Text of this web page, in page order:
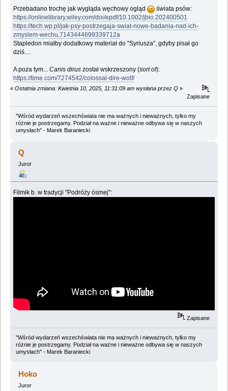
Przebadano trochę jak wygląda węchowy ogląd
świata psów:
https://onlinelibrary.wiley.com/doi/epdf/10.1002/jbio.202400501
https://tech.wp.pl/jak-psy-postrzegaja-swiat-nowe-badania-nad-ich-
zmyslem-wechu,7143444699339712a
Stapledon miałby dodatkowy materiał do "Syriusza", gdyby pisał go
dziś....
A poza tym...Canis dirus został wskrzeszony (sort of):
https://time.com/7274542/colossal-dire-wolf/
« Ostatnia zmiana: Kwietnia 10, 2025, 11:31:09 am wysłana przez Q »
Zapisane
"Wśród wydarzeń wszechświata nie ma ważnych i nieważnych, tylko my
różnie je postrzegamy. Podział na ważne i nieważne odbywa się w naszych
umysłach" - Marek Baraniecki
Q
Juror
Filmik b. w tradycji "Podróży ósmej":
Zapisane
"Wśród wydarzeń wszechświata nie ma ważnych i nieważnych, tylko my
różnie je postrzegamy. Podział na ważne i nieważne odbywa się w naszych
umysłach" - Marek Baraniecki
Hoko
Juror